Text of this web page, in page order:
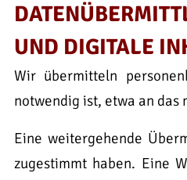
UND DIGITALE
Wir übermitteln
notwendig ist, etwa an
Eine weitergehende
zugestimmt haben. Eine